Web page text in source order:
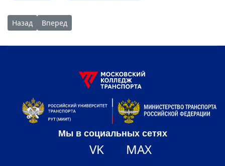
Предыдущий: Студенты МКТ - победители конкурса «День
Назад Следующий: МКТ открыл Клуб «Большой
Вперед
Мы в социальных сетях
VK MAX